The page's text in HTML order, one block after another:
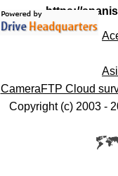
https://
CameraFTP Cloud
Copyright (c) 2003 -